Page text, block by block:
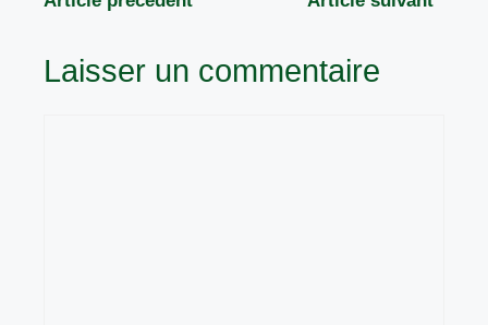
Laisser un commentaire